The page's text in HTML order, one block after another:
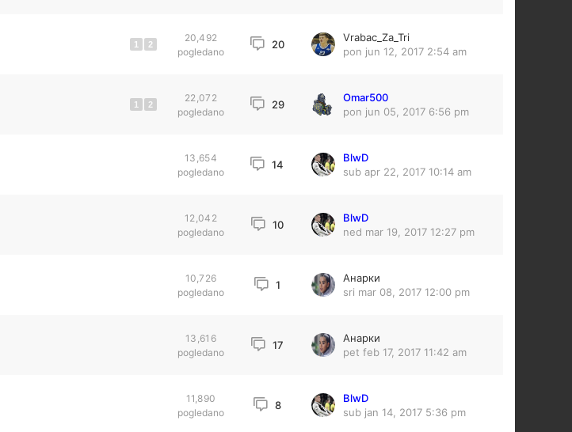
1 2
20,492
pogledano
20
Vrabac_Za_Tri
pon jun 12, 2017 2:54 am
1 2
22,072
pogledano
29
Omar500
pon jun 05, 2017 6:56 pm
13,654
pogledano
14
BlwD
sub apr 22, 2017 10:14 am
12,042
pogledano
10
BlwD
ned mar 19, 2017 12:27 pm
10,726
pogledano
1
Анарки
sri mar 08, 2017 12:00 pm
13,616
pogledano
17
Анарки
pet feb 17, 2017 11:42 am
11,890
pogledano
8
BlwD
sub jan 14, 2017 5:36 pm